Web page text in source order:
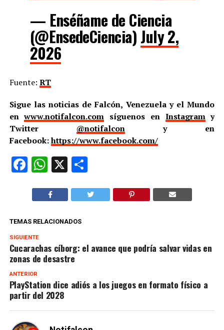
— Enséñame de Ciencia
(@EnsedeCiencia) July 2,
2026
Fuente: RT
Sigue las noticias de Falcón, Venezuela y el Mundo
enwww.notifalcon.com síguenos en Instagramy
Twitter @notifalcony en
Facebook:https://www.facebook.com/
Facebook
WhatsApp
X Compartir
TEMAS RELACIONADOS
SIGUIENTE
Сucarachas cíborg: el avance que podría salvar vidas en
zonas de desastre
ANTERIOR
PlayStation dice adiós a los juegos en formato físico a
partir del 2028